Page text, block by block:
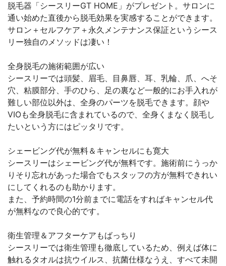
脱毛器「シースリーGT HOME」がプレゼント。サロンに
通い始めた直後から脱毛効果を実感することができます。
サロン＋セルフケア＋永久メンテナンス保証というシース
リー独自のメソッドは凄い！
全身脱毛の施術範囲が広い
シースリーでは頭髪、眉毛、目鼻唇、耳、乳輪、爪、へそ
穴、粘膜部分、手のひら、足の裏など一般的にお手入れが
難しい部位以外は、全身のパーツを脱毛できます。顔や
VIOも全身脱毛に含まれているので、全身くまなく脱毛し
たいという方にはピッタリです。
シェービング代が無料＆キャンセルにも寛大
シースリーはシェービング代が無料です。施術前にうっか
りそり忘れがあった場合でもスタッフの方が無料できれい
にしてくれるのも助かります。
また、予約時間の1分前までに電話をすればキャンセル代
が無料なので良心的です。
衛生管理＆アフターケアもばっちり
シースリーでは衛生管理も徹底しているため、例えば体に
触れるタオルは抗ウイルス、抗菌仕様なうえ、すべて未開